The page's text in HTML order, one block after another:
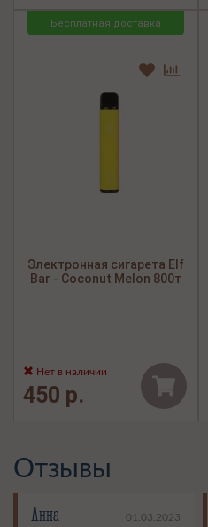
Бесплатная доставка
Электронная сигарета Elf
Bar - Coconut Melon 800т
Нет в наличии
450 р.
Отзывы
Анна 01.03.2023